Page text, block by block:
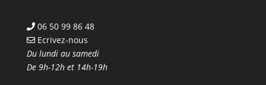
06 50 99 86 48
Ecrivez-nous
Du lundi au samedi
De 9h-12h et 14h-19h